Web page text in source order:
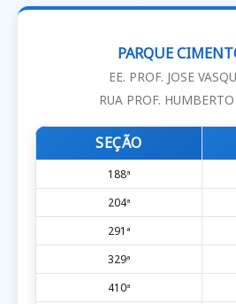
PARQUE
EE. PROF. JOSE
RUA PROF.
SEÇÃO
188ª
204ª
291ª
329ª
410ª